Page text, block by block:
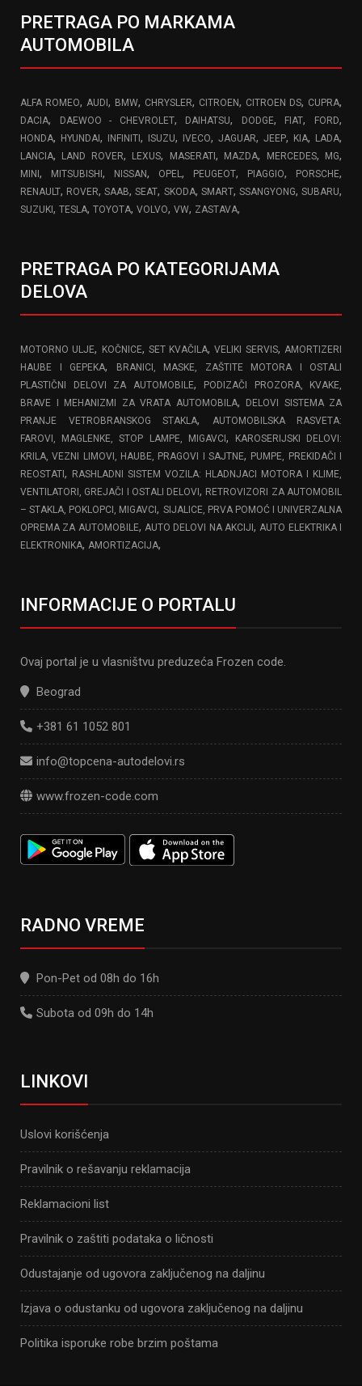
PRETRAGA PO MARKAMA
AUTOMOBILA
ALFA ROMEO, AUDI , BMW, CHRYSLER, CITROEN, CITROEN DS, CUPRA,
DACIA, DAEWOO - CHEVROLET, DAIHATSU, DODGE, FIAT, FORD,
HONDA, HYUNDAI , INFINITI , ISUZU, IVECO, JAGUAR, JEEP, KIA, LADA,
LANCIA, LAND ROVER, LEXUS, MASERATI , MAZDA, MERCEDES, MG,
MINI , MITSUBISHI , NISSAN, OPEL, PEUGEOT, PIAGGIO, PORSCHE,
RENAULT, ROVER,SAAB,SEAT, SKODA, SMART, SSANGYONG,SUBARU,
SUZUKI , TESLA, TOYOTA, VOLVO, VW, ZASTAVA,
PRETRAGA PO KATEGORIJAMA
DELOVA
MOTORNO ULJE, KOČNICE, SET KVAČILA,VELIKI SERVIS,AMORTIZERI
HAUBE I GEPEKA,
BRANICI, MASKE, ZAŠTITE MOTORA I OSTALI
PLASTIČNI DELOVI ZA AUTOMOBILE,
PODIZAČI PROZORA, KVAKE,
BRAVE I MEHANIZMI ZA VRATA AUTOMOBILA,
DELOVI SISTEMA ZA
PRANJE VETROBRANSKOG STAKLA,
AUTOMOBILSKA RASVETA:
FAROVI, MAGLENKE, STOP LAMPE, MIGAVCI ,
KAROSERIJSKI DELOVI:
KRILA, VEZNI LIMOVI, HAUBE, PRAGOVI I SAJTNE, PUMPE, PREKIDAČI I
REOSTATI ,
RASHLADNI SISTEM VOZILA: HLADNJACI MOTORA I KLIME,
VENTILATORI, GREJAČI I OSTALI DELOVI, RETROVIZORI ZA AUTOMOBIL
– STAKLA, POKLOPCI, MIGAVCI, SIJALICE, PRVA POMOĆ I UNIVERZALNA
OPREMA ZA AUTOMOBILE,AUTO DELOVI NA AKCIJI,AUTO ELEKTRIKA I
ELEKTRONIKA, AMORTIZACIJA,
INFORMACIJE O PORTALU
Ovaj portal je u vlasništvu preduzeća Frozen code.
Beograd
+381 61 1052 801
info@topcena-autodelovi.rs
www.frozen-code.com
RADNO VREME
Pon-Pet od 08h do 16h
Subota od 09h do 14h
LINKOVI
Uslovi korišćenja
Pravilnik o rešavanju reklamacija
Reklamacioni list
Pravilnik o zaštiti podataka o ličnosti
Odustajanje od ugovora zaključenog na daljinu
Izjava o odustanku od ugovora zaključenog na daljinu
Politika isporuke robe brzim poštama